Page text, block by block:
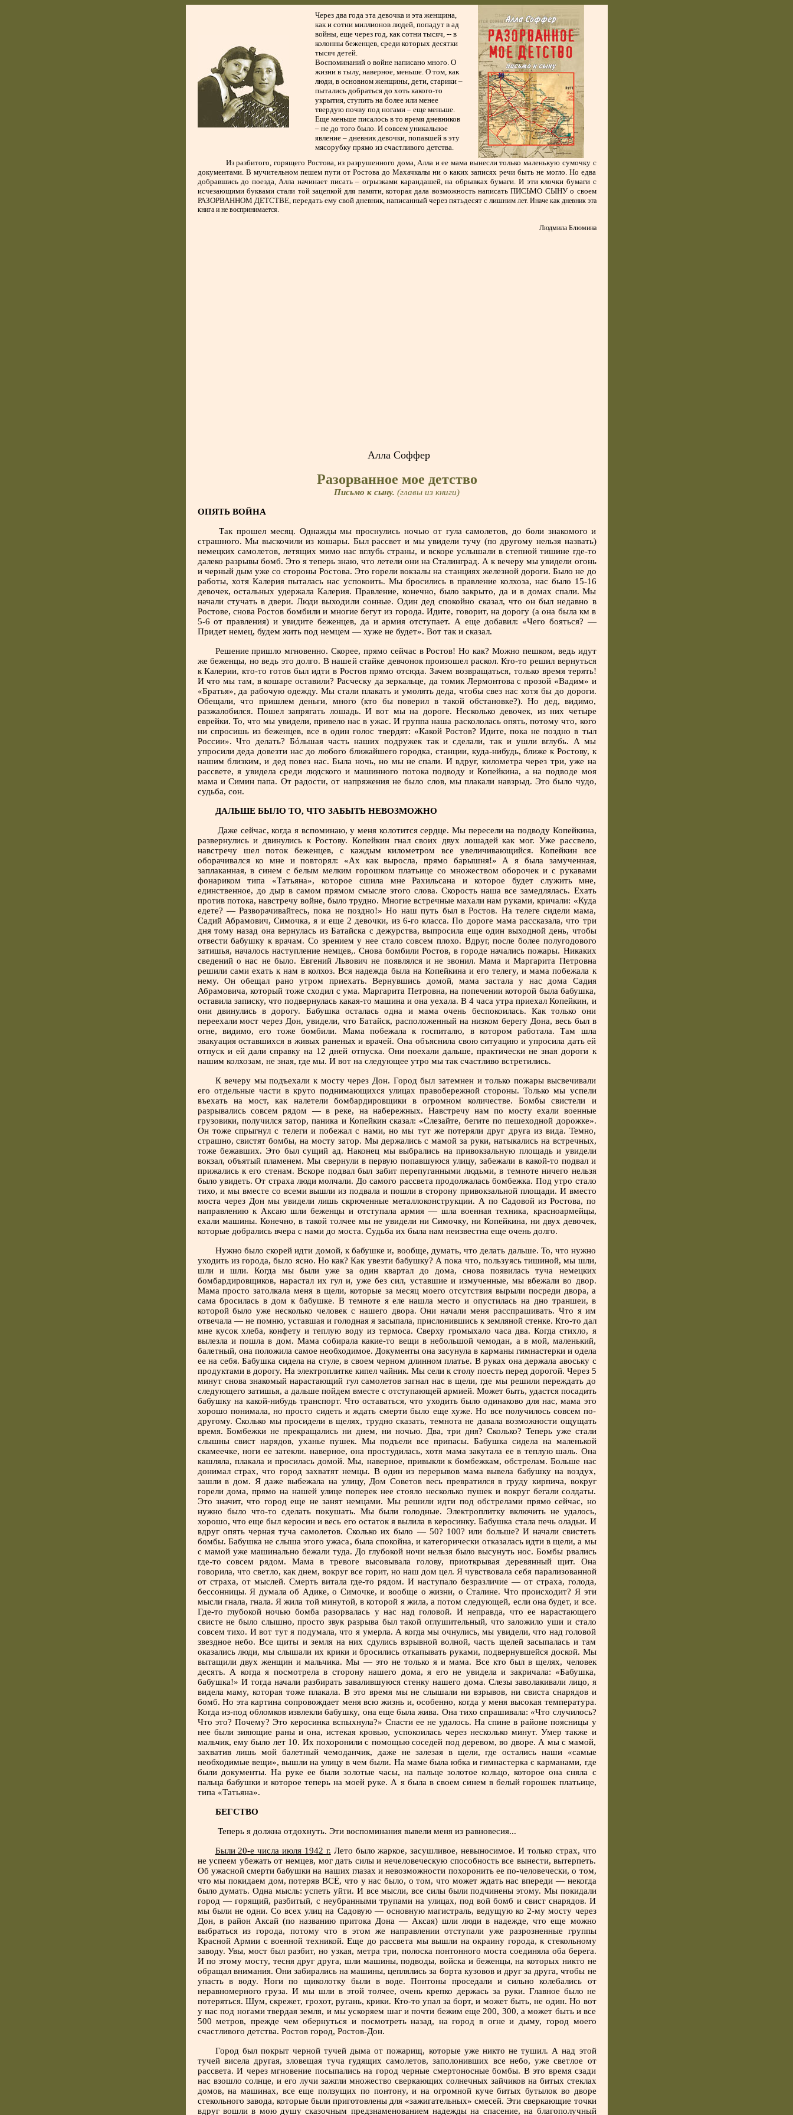
Через два года эта девочка и эта женщина,
как и сотни миллионов людей, попадут в ад
войны, еще через год, как сотни тысяч, -- в
колонны беженцев, среди которых десятки
тысяч детей.
Воспоминаний о войне написано много. О
жизни в тылу, наверное, меньше. О том, как
люди, в основном женщины, дети, старики –
пытались добраться до хоть какого-то
укрытия, ступить на более или менее
твердую почву под ногами – еще меньше.
Еще меньше писалось в то время дневников
– не до того было. И совсем уникальное
явление – дневник девочки, попавшей в эту
мясорубку прямо из счастливого детства.
Из разбитого, горящего Ростова, из разрушенного дома, Алла и ее мама вынесли только маленькую сумочку с
документами. В мучительном пешем пути от Ростова до Махачкалы ни о каких записях речи быть не могло. Но едва
добравшись до поезда, Алла начинает писать – огрызками карандашей, на обрывках бумаги. И эти клочки бумаги с
исчезающими буквами стали той зацепкой для памяти, которая дала возможность написатьПИСЬМО СЫНУо своем
РАЗОРВАННОМ ДЕТСТВЕ, передать ему свой дневник, написанный через пятьдесят с лишним лет. Иначе как дневник эта
книга и не воспринимается.
Людмила Блюмина
Алла Соффер
Разорванное мое детство
Письмо к сыну. (главы из книги)
ОПЯТЬ ВОЙНА
Так прошел месяц. Однажды мы проснулись ночью от гула самолетов, до боли знакомого и
страшного. Мы выскочили из кошары. Был рассвет и мы увидели тучу (по другому нельзя назвать)
немецких самолетов, летящих мимо нас вглубь страны, и вскоре услышали в степной тишине где-то
далеко разрывы бомб. Это я теперь знаю, что летели они на Сталинград. А к вечеру мы увидели огонь
и черный дым уже со стороны Ростова. Это горели вокзалы на станциях железной дороги. Было не до
работы, хотя Калерия пыталась нас успокоить. Мы бросились в правление колхоза, нас было 15-16
девочек, остальных удержала Калерия. Правление, конечно, было закрыто, да и в домах спали. Мы
начали стучать в двери. Люди выходили сонные. Один дед спокойно сказал, что он был недавно в
Ростове, снова Ростов бомбили и многие бегут из города. Идите, говорит, на дорогу (а она была км в
5-6 от правления) и увидите беженцев, да и армия отступает. А еще добавил: «Чего бояться? —
Придет немец, будем жить под немцем — хуже не будет». Вот так и сказал.
Решение пришло мгновенно. Скорее, прямо сейчас в Ростов! Но как? Можно пешком, ведь идут
же беженцы, но ведь это долго. В нашей стайке девчонок произошел раскол. Кто-то решил вернуться
к Калерии, кто-то готов был идти в Ростов прямо отсюда. Зачем возвращаться, только время терять!
И что мы там, в кошаре оставили? Расческу да зеркальце, да томик Лермонтова с прозой «Вадим» и
«Братья», да рабочую одежду. Мы стали плакать и умолять деда, чтобы свез нас хотя бы до дороги.
Обещали, что пришлем деньги, много (кто бы поверил в такой обстановке?). Но дед, видимо,
разжалобился. Пошел запрягать лошадь. И вот мы на дороге. Несколько девочек, из них четыре
еврейки. То, что мы увидели, привело нас в ужас. И группа наша раскололась опять, потому что, кого
ни спросишь из беженцев, все в один голос твердят: «Какой Ростов? Идите, пока не поздно в тыл
России». Что делать? Бóльшая часть наших подружек так и сделали, так и ушли вглубь. А мы
упросили деда довезти нас до любого ближайшего городка, станции, куда-нибудь, ближе к Ростову, к
нашим близким, и дед повез нас. Была ночь, но мы не спали. И вдруг, километра через три, уже на
рассвете, я увидела среди людского и машинного потока подводу и Копейкина, а на подводе моя
мама и Симин папа. От радости, от напряжения не было слов, мы плакали навзрыд. Это было чудо,
судьба, сон.
ДАЛЬШЕ БЫЛО ТО, ЧТО ЗАБЫТЬ НЕВОЗМОЖНО
Даже сейчас, когда я вспоминаю, у меня колотится сердце. Мы пересели на подводу Копейкина,
развернулись и двинулись к Ростову. Копейкин гнал своих двух лошадей как мог. Уже рассвело,
навстречу шел поток беженцев, с каждым километром все увеличивающийся. Копейкин все
оборачивался ко мне и повторял: «Ах как выросла, прямо барышня!» А я была замученная,
заплаканная, в синем с белым мелким горошком платьице со множеством оборочек и с рукавами
фонариком типа «Татьяна», которое сшила мне Рахильсана и которое будет служить мне,
единственное, до дыр в самом прямом смысле этого слова. Скорость наша все замедлялась. Ехать
против потока, навстречу войне, было трудно. Многие встречные махали нам руками, кричали: «Куда
едете? — Разворачивайтесь, пока не поздно!» Но наш путь был в Ростов. На телеге сидели мама,
Садий Абрамович, Симочка, я и еще 2 девочки, из 6-го класса. По дороге мама рассказала, что три
дня тому назад она вернулась из Батайска с дежурства, выпросила еще один выходной день, чтобы
отвести бабушку к врачам. Со зрением у нее стало совсем плохо. Вдруг, после более полугодового
затишья, началось наступление немцев,. Снова бомбили Ростов, в городе начались пожары. Никаких
сведений о нас не было. Евгений Львович не появлялся и не звонил. Мама и Маргарита Петровна
решили сами ехать к нам в колхоз. Вся надежда была на Копейкина и его телегу, и мама побежала к
нему. Он обещал рано утром приехать. Вернувшись домой, мама застала у нас дома Садия
Абрамовича, который тоже сходил с ума. Маргарита Петровна, на попечении которой была бабушка,
оставила записку, что подвернулась какая-то машина и она уехала. В 4 часа утра приехал Копейкин, и
они двинулись в дорогу. Бабушка осталась одна и мама очень беспокоилась. Как только они
переехали мост через Дон, увидели, что Батайск, расположенный на низком берегу Дона, весь был в
огне, видимо, его тоже бомбили. Мама побежала к госпиталю, в котором работала. Там шла
эвакуация оставшихся в живых раненых и врачей. Она объяснила свою ситуацию и упросила дать ей
отпуск и ей дали справку на 12 дней отпуска. Они поехали дальше, практически не зная дороги к
нашим колхозам, не зная, где мы. И вот на следующее утро мы так счастливо встретились.
К вечеру мы подъехали к мосту через Дон. Город был затемнен и только пожары высвечивали
его отдельные части в круто поднимающихся улицах правобережной стороны. Только мы успели
въехать на мост, как налетели бомбардировщики в огромном количестве. Бомбы свистели и
разрывались совсем рядом — в реке, на набережных. Навстречу нам по мосту ехали военные
грузовики, получился затор, паника и Копейкин сказал: «Слезайте, бегите по пешеходной дорожке».
Он тоже спрыгнул с телеги и побежал с нами, но мы тут же потеряли друг друга из вида. Темно,
страшно, свистят бомбы, на мосту затор. Мы держались с мамой за руки, натыкались на встречных,
тоже бежавших. Это был сущий ад. Наконец мы выбрались на привокзальную площадь и увидели
вокзал, объятый пламенем. Мы свернули в первую попавшуюся улицу, забежали в какой-то подвал и
прижались к его стенам. Вскоре подвал был забит перепуганными людьми, в темноте ничего нельзя
было увидеть. От страха люди молчали. До самого рассвета продолжалась бомбежка. Под утро стало
тихо, и мы вместе со всеми вышли из подвала и пошли в сторону привокзальной площади. И вместо
моста через Дон мы увидели лишь скрюченные металлоконструкции. А по Садовой из Ростова, по
направлению к Аксаю шли беженцы и отступала армия — шла военная техника, красноармейцы,
ехали машины. Конечно, в такой толчее мы не увидели ни Симочку, ни Копейкина, ни двух девочек,
которые добрались вчера с нами до моста. Судьба их была нам неизвестна еще очень долго.
Нужно было скорей идти домой, к бабушке и, вообще, думать, что делать дальше. То, что нужно
уходить из города, было ясно. Но как? Как увезти бабушку? А пока что, пользуясь тишиной, мы шли,
шли и шли. Когда мы были уже за один квартал до дома, снова появилась туча немецких
бомбардировщиков, нарастал их гул и, уже без сил, уставшие и измученные, мы вбежали во двор.
Мама просто затолкала меня в щели, которые за месяц моего отсутствия вырыли посреди двора, а
сама бросилась в дом к бабушке. В темноте я еле нашла место и опустилась на дно траншеи, в
которой было уже несколько человек с нашего двора. Они начали меня расспрашивать. Что я им
отвечала — не помню, уставшая и голодная я засыпала, прислонившись к земляной стенке. Кто-то дал
мне кусок хлеба, конфету и теплую воду из термоса. Сверху громыхало часа два. Когда стихло, я
вылезла и пошла в дом. Мама собирала какие-то вещи в небольшой чемодан, а в мой, маленький,
балетный, она положила самое необходимое. Документы она засунула в карманы гимнастерки и одела
ее на себя. Бабушка сидела на стуле, в своем черном длинном платье. В руках она держала авоську с
продуктами в дорогу. На электроплитке кипел чайник. Мы сели к столу поесть перед дорогой. Через 5
минут снова знакомый нарастающий гул самолетов загнал нас в щели, где мы решили переждать до
следующего затишья, а дальше пойдем вместе с отступающей армией. Может быть, удастся посадить
бабушку на какой-нибудь транспорт. Что оставаться, что уходить было одинаково для нас, мама это
хорошо понимала, но просто сидеть и ждать смерти было еще хуже. Но все получилось совсем по-
другому. Сколько мы просидели в щелях, трудно сказать, темнота не давала возможности ощущать
время. Бомбежки не прекращались ни днем, ни ночью. Два, три дня? Сколько? Теперь уже стали
слышны свист нарядов, уханье пушек. Мы подъели все припасы. Бабушка сидела на маленькой
скамеечке, ноги ее затекли. наверное, она простудилась, хотя мама закутала ее в теплую шаль. Она
кашляла, плакала и просилась домой. Мы, наверное, привыкли к бомбежкам, обстрелам. Больше нас
донимал страх, что город захватят немцы. В один из перерывов мама вывела бабушку на воздух,
зашли в дом. Я даже выбежала на улицу, Дом Советов весь превратился в груду кирпича, вокруг
горели дома, прямо на нашей улице поперек нее стояло несколько пушек и вокруг бегали солдаты.
Это значит, что город еще не занят немцами. Мы решили идти под обстрелами прямо сейчас, но
нужно было что-то сделать покушать. Мы были голодные. Электроплитку включить не удалось,
хорошо, что еще был керосин и весь его остаток я вылила в керосинку. Бабушка стала печь оладьи. И
вдруг опять черная туча самолетов. Сколько их было — 50? 100? или больше? И начали свистеть
бомбы. Бабушка не слыша этого ужаса, была спокойна, и категорически отказалась идти в щели, а мы
с мамой уже машинально бежали туда. До глубокой ночи нельзя было высунуть нос. Бомбы рвались
где-то совсем рядом. Мама в тревоге высовывала голову, приоткрывая деревянный щит. Она
говорила, что светло, как днем, вокруг все горит, но наш дом цел. Я чувствовала себя парализованной
от страха, от мыслей. Смерть витала где-то рядом. И наступало безразличие — от страха, голода,
бессонницы. Я думала об Адике, о Симочке, и вообще о жизни, о Сталине. Что происходит? Я эти
мысли гнала, гнала. Я жила той минутой, в которой я жила, а потом следующей, если она будет, и все.
Где-то глубокой ночью бомба разорвалась у нас над головой. И неправда, что ее нарастающего
свисте не было слышно, просто звук разрыва был такой оглушительный, что заложило уши и стало
совсем тихо. И вот тут я подумала, что я умерла. А когда мы очнулись, мы увидели, что над головой
звездное небо. Все щиты и земля на них сдулись взрывной волной, часть щелей засыпалась и там
оказались люди, мы слышали их крики и бросились откапывать руками, подвернувшейся доской. Мы
вытащили двух женщин и мальчика. Мы — это не только я и мама. Все кто был в щелях, человек
десять. А когда я посмотрела в сторону нашего дома, я его не увидела и закричала: «Бабушка,
бабушка!» И тогда начали разбирать завалившуюся стенку нашего дома. Слезы заволакивали лицо, я
видела маму, которая тоже плакала. В это время мы не слышали ни взрывов, ни свиста снарядов и
бомб. Но эта картина сопровождает меня всю жизнь и, особенно, когда у меня высокая температура.
Когда из-под обломков извлекли бабушку, она еще была жива. Она тихо спрашивала: «Что случилось?
Что это? Почему? Это керосинка вспыхнула?» Спасти ее не удалось. На спине в районе поясницы у
нее были зияющие раны и она, истекая кровью, успокоилась через несколько минут. Умер также и
мальчик, ему было лет 10. Их похоронили с помощью соседей под деревом, во дворе. А мы с мамой,
захватив лишь мой балетный чемоданчик, даже не залезая в щели, где остались наши «самые
необходимые вещи», вышли на улицу в чем были. На маме была юбка и гимнастерка с карманами, где
были документы. На руке ее были золотые часы, на пальце золотое кольцо, которое она сняла с
пальца бабушки и которое теперь на моей руке. А я была в своем синем в белый горошек платьице,
типа «Татьяна».
БЕГСТВО
Теперь я должна отдохнуть. Эти воспоминания вывели меня из равновесия...
Были 20-е числа июля 1942 г. Лето было жаркое, засушливое, невыносимое. И только страх, что
не успеем убежать от немцев, мог дать силы и нечеловеческую способность все вынести, вытерпеть.
Об ужасной смерти бабушки на наших глазах и невозможности похоронить ее по-человечески, о том,
что мы покидаем дом, потеряв ВСЁ, что у нас было, о том, что может ждать нас впереди — некогда
было думать. Одна мысль: успеть уйти. И все мысли, все силы были подчинены этому. Мы покидали
город — горящий, разбитый, с неубранными трупами на улицах, под вой бомб и свист снарядов. И
мы были не одни. Со всех улиц на Садовую — основную магистраль, ведущую ко 2-му мосту через
Дон, в район Аксай (по названию притока Дона — Аксая) шли люди в надежде, что еще можно
выбраться из города, потому что в этом же направлении отступали уже разрозненные группы
Красной Армии с военной техникой. Еще до рассвета мы вышли на окраину города, к стекольному
заводу. Увы, мост был разбит, но узкая, метра три, полоска понтонного моста соединяла оба берега.
И по этому мосту, тесня друг друга, шли машины, подводы, войска и беженцы, на которых никто не
обращал внимания. Они забирались на машины, цеплялись за борта кузовов и друг за друга, чтобы не
упасть в воду. Ноги по щиколотку были в воде. Понтоны проседали и сильно колебались от
неравномерного груза. И мы шли в этой толчее, очень крепко держась за руки. Главное было не
потеряться. Шум, скрежет, грохот, ругань, крики. Кто-то упал за борт, и может быть, не один. Но вот
у нас под ногами твердая земля, и мы ускоряем шаг и почти бежим еще 200, 300, а может быть и все
500 метров, прежде чем обернуться и посмотреть назад, на город в огне и дыму, город моего
счастливого детства. Ростов город, Ростов-Дон.
Город был покрыт черной тучей дыма от пожарищ, которые уже никто не тушил. А над этой
тучей висела другая, зловещая туча гудящих самолетов, заполонивших все небо, уже светлое от
рассвета. И через мгновение посыпались на город черные смертоносные бомбы. В это время сзади
нас взошло солнце, и его лучи зажгли множество сверкающих солнечных зайчиков на битых стеклах
домов, на машинах, все еще ползущих по понтону, и на огромной куче битых бутылок во дворе
стекольного завода, которые были приготовлены для «зажигательных» смесей. Эти сверкающие точки
вдруг вошли в мою душу сказочным предзнаменованием надежды на спасение, на благополучный